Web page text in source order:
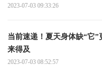
2023-07-03 09:33:26
当前速递！夏天身体缺“它
来得及
2023-07-03 08:52:57